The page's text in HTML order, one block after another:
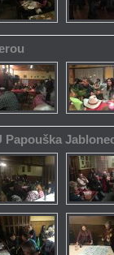
Papouška